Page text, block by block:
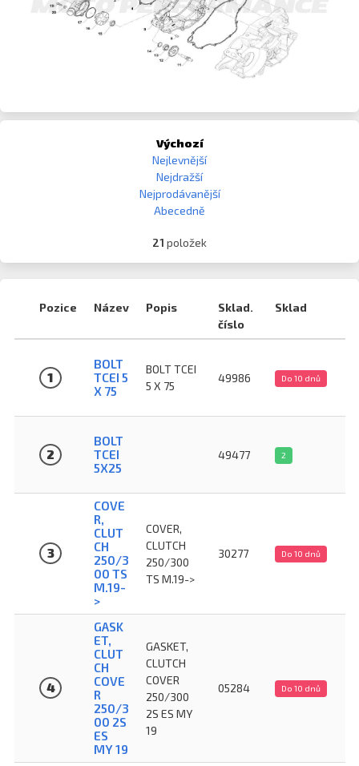
Výchozí
Nejlevnější
Nejdražší
Nejprodávanější
Abecedně
21 položek
Pozice Název Popis
Sklad.
číslo
Sklad
1
BOLT
TCEI 5
X 75
BOLT TCEI
5 X 75
49986 Do 10 dnů
2
BOLT
TCEI
5X25
49477 2
3
COVE
R,
CLUT
CH
250/3
00 TS
M.19-
>
COVER,
CLUTCH
250/300
TS M.19->
30277 Do 10 dnů
4
GASK
ET,
CLUT
CH
COVE
R
250/3
00 2S
ES
MY 19
GASKET,
CLUTCH
COVER
250/300
2S ES MY
19
05284 Do 10 dnů